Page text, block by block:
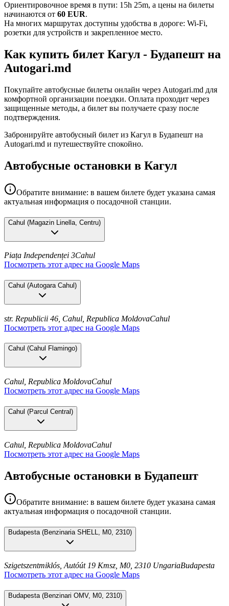
Ориентировочное время в пути: 15h 25m, а цены на билеты
начинаются от 60 EUR.
На многих маршрутах доступны удобства в дороге: Wi-Fi,
розетки для устройств и закрепленное место.
Как купить билет Кагул - Будапешт на
Autogari.md
Покупайте автобусные билеты онлайн через Autogari.md для
комфортной организации поездки. Оплата проходит через
защищенные методы, а билет вы получаете сразу после
подтверждения.
Забронируйте автобусный билет из Кагул в Будапешт на
Autogari.md и путешествуйте спокойно.
Автобусные остановки в Кагул
Обратите внимание: в вашем билете будет указана самая
актуальная информация о посадочной станции.
Cahul (Magazin Linella, Centru)
Piața Independenței 3Cahul
Посмотреть этот адрес на Google Maps
Cahul (Autogara Cahul )
str. Republicii 46, Cahul, Republica MoldovaCahul
Посмотреть этот адрес на Google Maps
Cahul (Cahul Flamingo)
Cahul, Republica MoldovaCahul
Посмотреть этот адрес на Google Maps
Cahul (Parcul Central )
Cahul, Republica MoldovaCahul
Посмотреть этот адрес на Google Maps
Автобусные остановки в Будапешт
Обратите внимание: в вашем билете будет указана самая
актуальная информация о посадочной станции.
Budapesta(Benzinaria SHELL, M0, 2310)
Szigetszentmiklós, Autóút 19 Kmsz, M0, 2310 UngariaBudapesta
Посмотреть этот адрес на Google Maps
Budapesta (Benzinari OMV, M0, 2310)